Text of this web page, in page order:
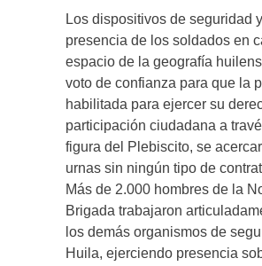
Los dispositivos de seguridad
presencia de los soldados en
espacio de la geografía
voto de confianza para que la
habilitada para ejercer su
participación ciudadana a
figura del Plebiscito, se
urnas sin ningún tipo de
Más de 2.000 hombres de la
Brigada trabajaron
los demás organismos de
Huila, ejerciendo presencia